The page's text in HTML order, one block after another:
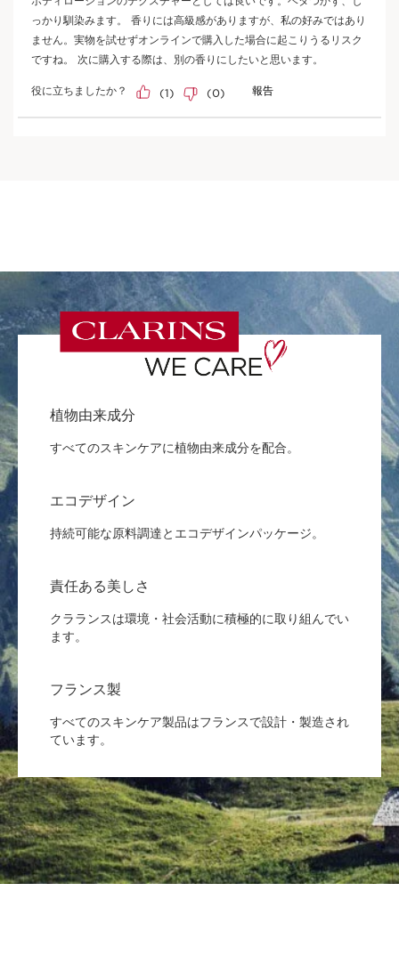
植物由来成分
すべてのスキンケアに植物由来成分を配合。
エコデザイン
持続可能な原料調達とエコデザインパッケージ。
責任ある美しさ
クラランスは環境・社会活動に積極的に取り組んでい
ます。
フランス製
すべてのスキンケア製品はフランスで設計・製造され
ています。